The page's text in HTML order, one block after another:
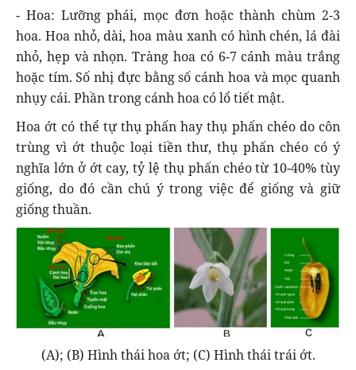
- Hoa: Lưỡng phái, mọc đơn hoặc thành chùm 2-3
hoa. Hoa nhỏ, dài, hoa màu xanh có hình chén, lá đài
nhỏ, hẹp và nhọn. Tràng hoa có 6-7 cánh màu trắng
hoặc tím. Số nhị đực bằng số cánh hoa và mọc quanh
nhụy cái. Phần trong cánh hoa có lổ tiết mật.
Hoa ớt có thể tự thụ phấn hay thụ phấn chéo do côn
trùng vì ớt thuộc loại tiền thư, thụ phấn chéo có ý
nghĩa lớn ở ớt cay, tỷ lệ thụ phấn chéo từ 10-40% tùy
giống, do đó cần chú ý trong việc để giống và giữ
giống thuần.
(A); (B) Hình thái hoa ớt; (C) Hình thái trái ớt.